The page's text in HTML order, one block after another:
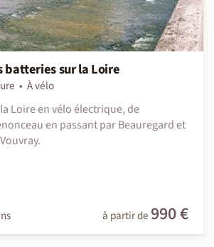
batteries sur la Loire
À vélo
Loire en vélo électrique, de
en passant par Beauregard et
à partir de 990 €